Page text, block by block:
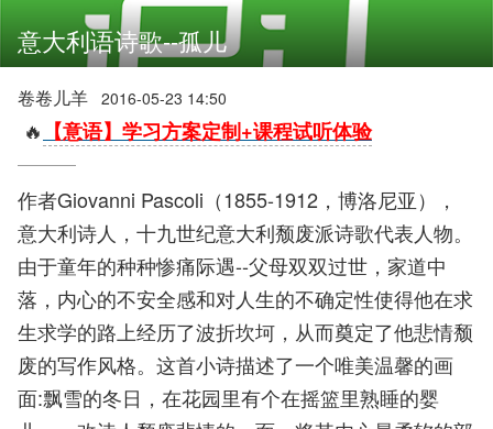
意大利语诗歌--孤儿
卷卷儿羊 2016-05-23 14:50
🔥 【意语】学习方案定制+课程试听体验
作者Giovanni Pascoli（1855-1912，博洛尼亚），
意大利诗人，十九世纪意大利颓废派诗歌代表人物。
由于童年的种种惨痛际遇--父母双双过世，家道中
落，内心的不安全感和对人生的不确定性使得他在求
生求学的路上经历了波折坎坷，从而奠定了他悲情颓
废的写作风格。这首小诗描述了一个唯美温馨的画
面:飘雪的冬日，在花园里有个在摇篮里熟睡的婴